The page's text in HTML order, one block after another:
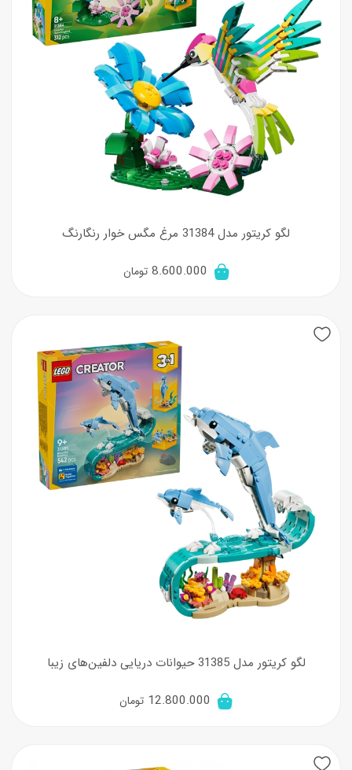
لگو کریتور مدل 31384 مرغ مگس‌ خوار رنگارنگ
8.600.000 تومان
لگو کریتور مدل 31385 حیوانات دریایی دلفین‌های زیبا
12.800.000 تومان